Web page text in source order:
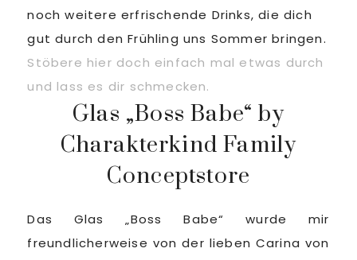
noch weitere erfrischende Drinks, die dich
gut durch den Frühling uns Sommer bringen.
Stöbere hier doch einfach mal etwas durch
und lass es dir schmecken.
Glas „Boss Babe“ by
Charakterkind Family
Conceptstore
Das Glas „Boss Babe“ wurde mir
freundlicherweise von der lieben Carina von